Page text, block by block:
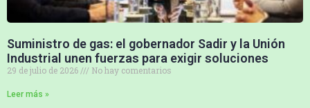
Suministro de gas: el gobernador Sadir y la Unión
Industrial unen fuerzas para exigir soluciones
29 de julio de 2026 No hay comentarios
Leer más »